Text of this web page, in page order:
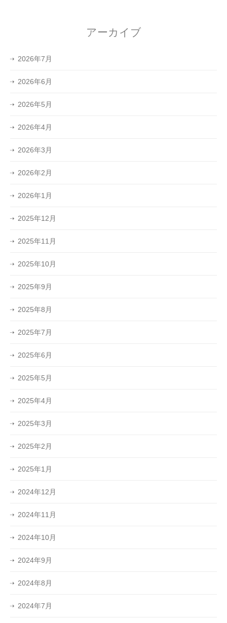
アーカイブ
2026年7月
2026年6月
2026年5月
2026年4月
2026年3月
2026年2月
2026年1月
2025年12月
2025年11月
2025年10月
2025年9月
2025年8月
2025年7月
2025年6月
2025年5月
2025年4月
2025年3月
2025年2月
2025年1月
2024年12月
2024年11月
2024年10月
2024年9月
2024年8月
2024年7月